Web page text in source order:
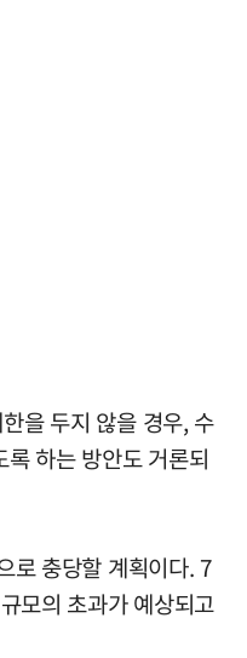
을 두지 않을 경우, 수
하는 방안도 거론되
로 충당할 계획이다. 7
모의 초과가 예상되고